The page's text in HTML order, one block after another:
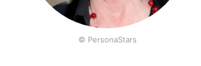
© PersonaStars